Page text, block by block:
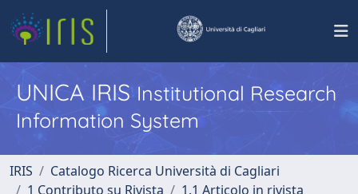
UNICA IRISInstitutional Research
Information System
IRIS
Catalogo Ricerca Università di Cagliari
1 Contributo su Rivista
1.1 Articolo in rivista